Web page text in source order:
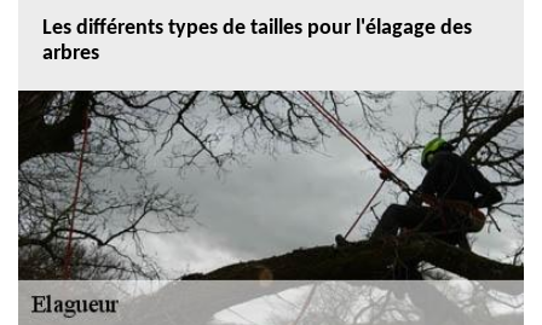
Les différents types de tailles pour l'élagage des
arbres